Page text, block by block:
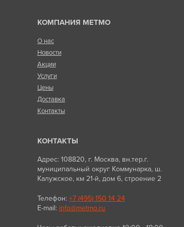
КОМПАНИЯ МЕТМО
О нас
Новости
Акции
Услуги
Цены
Доставка
Контакты
КОНТАКТЫ
Адрес: 108820, г. Москва, вн.тер.г.
муниципальный округ Коммунарка, ш.
Калужское, км 21-й, дом 6, строение 2
Телефон: +7 (495) 150 14 24
E-mail: info@metmo.ru